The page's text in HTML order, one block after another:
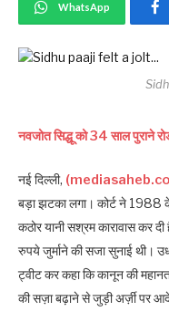
WhatsApp
नवजोत सिद्धू को 34 साल पुराने
नई दिल्ली,
बड़ा झटका लगा। कोर्ट ने 1988
कठोर यानी सश्रम कारावास कर
रुपये जुर्माने की सजा सुनाई थी।
ट्वीट कर कहा कि कानून की
की सज़ा बढ़ाने से जुड़ी अर्ज़ी पर